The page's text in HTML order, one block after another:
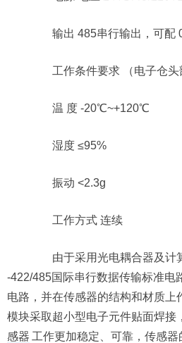
输出 485串行输出，可配
工作条件要求 （电子仓头
温 度 -20℃~+120℃
湿度 ≤95%
振动 <2.3g
工作方式 连续
由于采用光电耦合器及计
-422/485国际串行数据传输标准电
电路，并在传感器的结构和材质上
模块采取超小型电子元件贴面焊接
感器 工作更加稳定、可靠，传感